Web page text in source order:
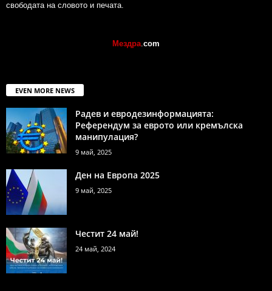
свободата на словото и печата.
Мездра.com
EVEN MORE NEWS
Радев и евродезинформацията:
Референдум за еврото или кремълска
манипулация?
9 май, 2025
Ден на Европа 2025
9 май, 2025
Честит 24 май!
24 май, 2024